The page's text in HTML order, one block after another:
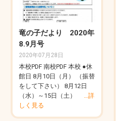
竜の子だより 2020年
8.9月号
2020年07月28日
本校PDF 南校PDF 本校 ●休
館日 8月10日（月） （振替
をして下さい） 8月12日
（水）～15日（土）
…詳
しく見る